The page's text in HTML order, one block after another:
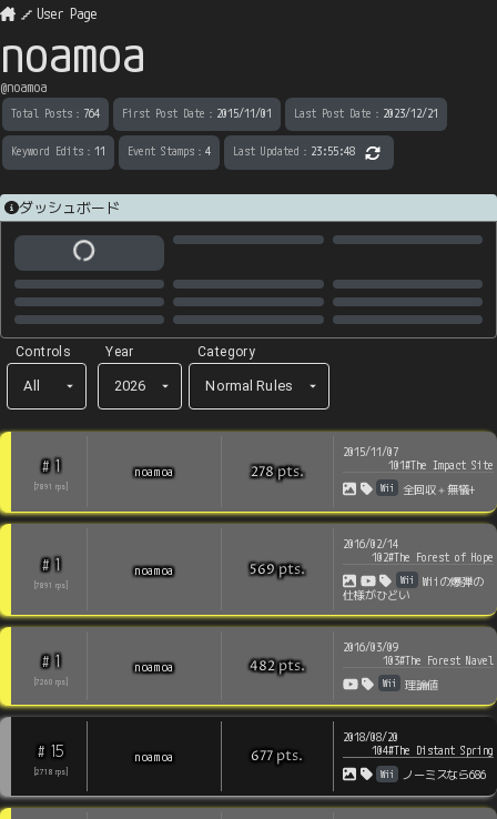
User Page
noamoa
@noamoa
Total Posts ： 764 First Post Date ： 2015/11/01 Last Post Date ： 2023/12/21
Keyword Edits ： 11 Event Stamps ： 4 Last Updated ： 23:55:48
ダッシュボード
Controls
All
Year
2026
Category
Normal Rules
# 1
7891 rps
noamoa 278pts.
2015/11/07
101#The Impact Site
Wii 全回収＋無犠+
# 1
7891 rps
noamoa 569pts.
2016/02/14
102#The Forest of Hope
Wii
Wiiの爆弾の
仕様がひどい
# 1
7260 rps
noamoa 482pts.
2016/03/09
103#The Forest Navel
Wii 理論値
# 15
2718 rps
noamoa 677 pts.
2018/08/20
104#The Distant Spring
Wii ノーミスなら686